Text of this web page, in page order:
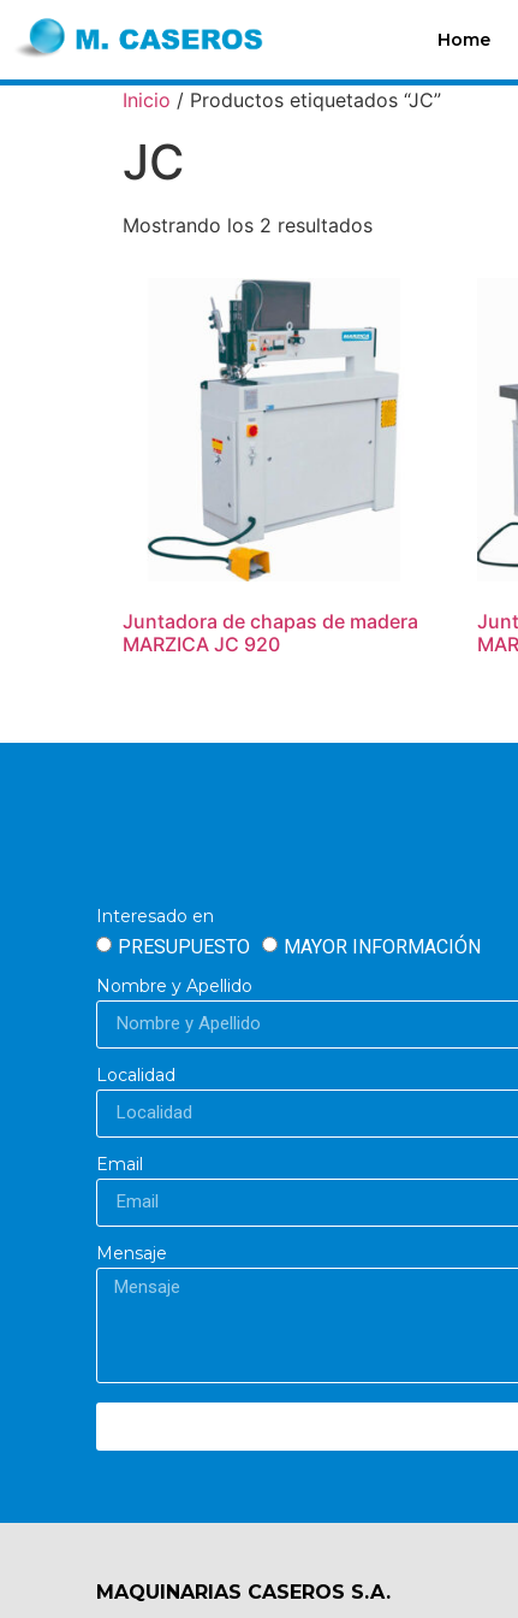
Home
Inicio / Productos etiquetados “JC”
JC
Mostrando los 2 resultados
Juntadora de chapas de madera
MARZICA JC 920
Interesado en
PRESUPUESTO MAYOR INFORMACIÓN
Nombre y Apellido
Localidad
Email
Mensaje
MAQUINARIAS CASEROS S.A.